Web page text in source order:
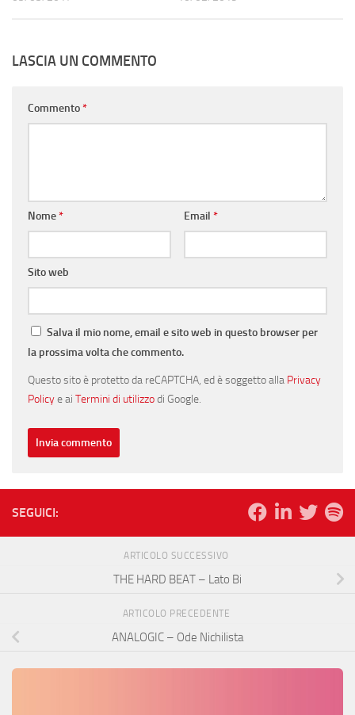
LASCIA UN COMMENTO
Commento*
Nome* Email *
Sito web
Salva il mio nome, email e sito web in questo browser per
la prossima volta che commento.
Questo sito è protetto da reCAPTCHA, ed è soggetto alla Privacy
Policye ai Termini di utilizzodi Google.
SEGUICI:
ARTICOLO SUCCESSIVO
THE HARD BEAT – Lato Bi
ARTICOLO PRECEDENTE
ANALOGIC – Ode Nichilista